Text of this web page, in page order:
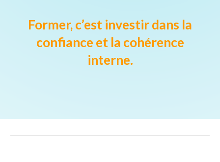
Former, c’est investir dans la
confiance et la cohérence
interne.